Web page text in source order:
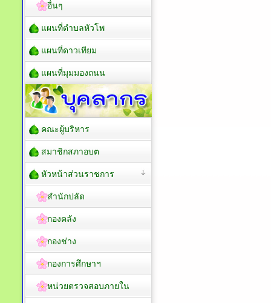
อื่นๆ
แผนที่ตำบลหัวโพ
แผนที่ดาวเทียม
แผนที่มุมมองถนน
คณะผู้บริหาร
สมาชิกสภาอบต
หัวหน้าส่วนราชการ
สำนักปลัด
กองคลัง
กองช่าง
กองการศึกษาฯ
หน่วยตรวจสอบภายใน